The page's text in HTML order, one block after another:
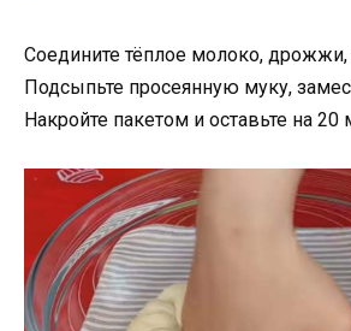
Соедините тёплое молоко, дрожжи,
Подсыпьте просеянную муку,
Накройте пакетом и оставьте на 20